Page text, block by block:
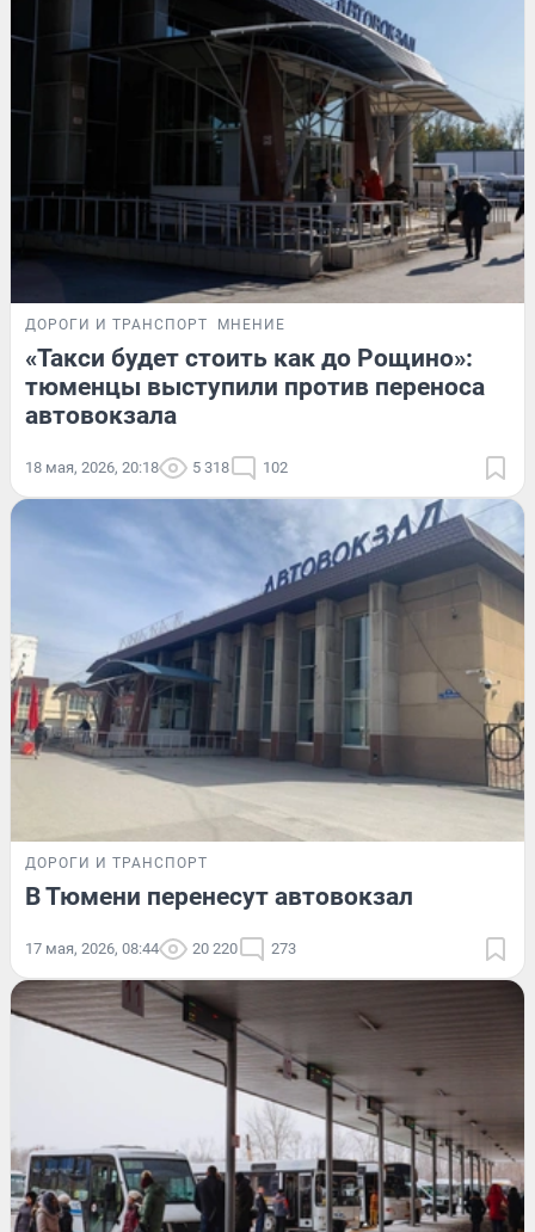
ДОРОГИ И ТРАНСПОРТ МНЕНИЕ
«Такси будет стоить как до Рощино»:
тюменцы выступили против переноса
автовокзала
18 мая, 2026, 20:18 5 318 102
ДОРОГИ И ТРАНСПОРТ
В Тюмени перенесут автовокзал
17 мая, 2026, 08:44 20 220 273